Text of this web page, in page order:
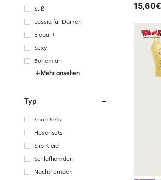
Süß
Lässig für Damen
Elegant
Sexy
Bohemian
Mehr ansehen
Typ
Short Sets
Hosensets
Slip Kleid
Schlafhemden
Nachthemden
15,60€